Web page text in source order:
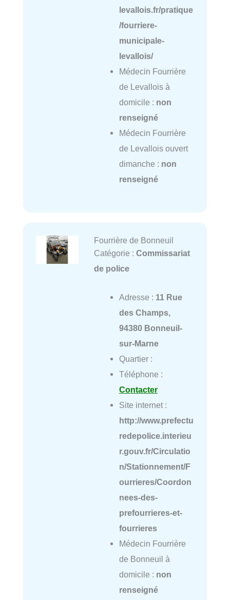
levallois.fr/pratique
/fourriere-
municipale-
levallois/
Médecin Fourrière
de Levallois à
domicile : non
renseigné
Médecin Fourrière
de Levallois ouvert
dimanche : non
renseigné
Fourrière de Bonneuil
Catégorie : Commissariat
de police
Adresse : 11 Rue
des Champs,
94380 Bonneuil-
sur-Marne
Quartier :
Téléphone :
Contacter
Site internet :
http://www.prefectu
redepolice.interieu
r.gouv.fr/Circulatio
n/Stationnement/F
ourrieres/Coordon
nees-des-
prefourrieres-et-
fourrieres
Médecin Fourrière
de Bonneuil à
domicile : non
renseigné